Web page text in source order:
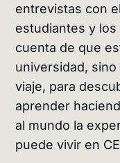
entrevistas con
estudiantes y
cuenta de que
universidad,
viaje, para
aprender
al mundo la
puede vivir en